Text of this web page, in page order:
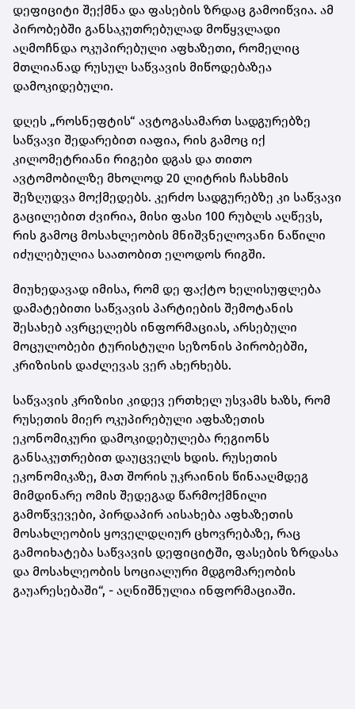
დეფიციტი შექმნა და ფასების ზრდაც გამოიწვია. ამ
პირობებში განსაკუთრებულად მოწყვლადი
აღმოჩნდა ოკუპირებული აფხაზეთი, რომელიც
მთლიანად რუსულ საწვავის მიწოდებაზეა
დამოკიდებული.
დღეს „როსნეფტის“ ავტოგასამართ სადგურებზე
საწვავი შედარებით იაფია, რის გამოც იქ
კილომეტრიანი რიგები დგას და თითო
ავტომობილზე მხოლოდ 20 ლიტრის ჩასხმის
შეზღუდვა მოქმედებს. კერძო სადგურებზე კი საწვავი
გაცილებით ძვირია, მისი ფასი 100 რუბლს აღწევს,
რის გამოც მოსახლეობის მნიშვნელოვანი ნაწილი
იძულებულია საათობით ელოდოს რიგში.
მიუხედავად იმისა, რომ დე ფაქტო ხელისუფლება
დამატებითი საწვავის პარტიების შემოტანის
შესახებ ავრცელებს ინფორმაციას, არსებული
მოცულობები ტურისტული სეზონის პირობებში,
კრიზისის დაძლევას ვერ ახერხებს.
საწვავის კრიზისი კიდევ ერთხელ უსვამს ხაზს, რომ
რუსეთის მიერ ოკუპირებული აფხაზეთის
ეკონომიკური დამოკიდებულება რეგიონს
განსაკუთრებით დაუცველს ხდის. რუსეთის
ეკონომიკაზე, მათ შორის უკრაინის წინააღმდეგ
მიმდინარე ომის შედეგად წარმოქმნილი
გამოწვევები, პირდაპირ აისახება აფხაზეთის
მოსახლეობის ყოველდღიურ ცხოვრებაზე, რაც
გამოიხატება საწვავის დეფიციტში, ფასების ზრდასა
და მოსახლეობის სოციალური მდგომარეობის
გაუარესებაში“, - აღნიშნულია ინფორმაციაში.